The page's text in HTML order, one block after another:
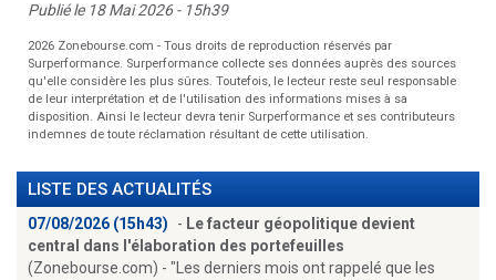
Publié le 18 Mai 2026 - 15h39
2026 Zonebourse.com - Tous droits de reproduction réservés par
Surperformance. Surperformance collecte ses données auprès des sources
qu'elle considère les plus sûres. Toutefois, le lecteur reste seul responsable
de leur interprétation et de l'utilisation des informations mises à sa
disposition. Ainsi le lecteur devra tenir Surperformance et ses contributeurs
indemnes de toute réclamation résultant de cette utilisation.
LISTE DES ACTUALITÉS
07/08/2026 (15h43) - Le facteur géopolitique devient
central dans l'élaboration des portefeuilles
(Zonebourse.com) - "Les derniers mois ont rappelé que les